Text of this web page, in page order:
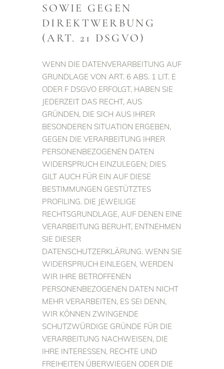
SOWIE GEGEN
DIREKTWERBUNG
(ART. 21 DSGVO)
WENN DIE DATENVERARBEITUNG AUF
GRUNDLAGE VON ART. 6 ABS. 1 LIT. E
ODER F DSGVO ERFOLGT, HABEN SIE
JEDERZEIT DAS RECHT, AUS
GRÜNDEN, DIE SICH AUS IHRER
BESONDEREN SITUATION ERGEBEN,
GEGEN DIE VERARBEITUNG IHRER
PERSONENBEZOGENEN DATEN
WIDERSPRUCH EINZULEGEN; DIES
GILT AUCH FÜR EIN AUF DIESE
BESTIMMUNGEN GESTÜTZTES
PROFILING. DIE JEWEILIGE
RECHTSGRUNDLAGE, AUF DENEN EINE
VERARBEITUNG BERUHT, ENTNEHMEN
SIE DIESER
DATENSCHUTZERKLÄRUNG. WENN SIE
WIDERSPRUCH EINLEGEN, WERDEN
WIR IHRE BETROFFENEN
PERSONENBEZOGENEN DATEN NICHT
MEHR VERARBEITEN, ES SEI DENN,
WIR KÖNNEN ZWINGENDE
SCHUTZWÜRDIGE GRÜNDE FÜR DIE
VERARBEITUNG NACHWEISEN, DIE
IHRE INTERESSEN, RECHTE UND
FREIHEITEN ÜBERWIEGEN ODER DIE